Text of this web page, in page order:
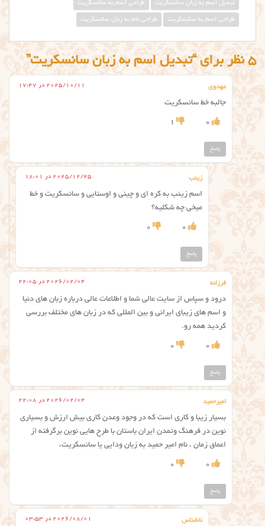
تبديل اسم به زبان سانسكريت طراحي اسم به سانسكريت
طراحی اسم به سانسکریت طراحی نام به زبان سانسکریت
5 نظر برای “تبدیل اسم به زبان سانسکریت”
مهدوی 2025/10/11 در 17:47
جالبه خط سانسکریت
0
1
پاسخ
زینب 2025/12/25 در 18:01
اسم زینب به کره ای و چینی و اوستایی و سانسکریت و خط
میخی چه شکلیه؟
0
0
پاسخ
فرزانه 2026/02/04 در 22:05
درود و سپاس از سایت عالی شما و اطلاعات عالی درباره زبان های دنیا
و اسم های زیبای ایرانی و بین المللی که در زبان های مختلف بررسی
کردید همه رو.
0
0
پاسخ
امیرحمید 2026/02/04 در 22:08
بسیار زیبا و کاری است که در وجود وعدن کاری بیش ارزش و بسیاری
نوین در فرهنگ وتمدن ایران باستان با طرح هایی نوین برگرفته از
اعماق زمان ، نام امیر حمید به زبان ودایی یا سانسکریت،
0
0
پاسخ
ناشناس 2026/08/01 در 03:53